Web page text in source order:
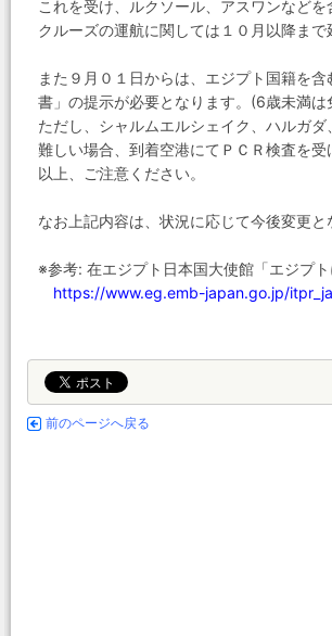
これを受け、ルクソール、アスワンなど
クルーズの運航に関しては１０月以降まで
また９月０１日からは、エジプト国籍を
書」の提示が必要となります。(6歳未満は
ただし、シャルムエルシェイク、ハルガ
難しい場合、到着空港にてＰＣＲ検査を
以上、ご注意ください。
なお上記内容は、状況に応じて今後変更
※参考: 在エジプト日本国大使館「エジプ
https://www.eg.emb-japan.go.jp/
前のページへ戻る